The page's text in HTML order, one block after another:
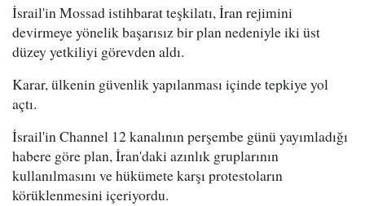
İsrail'in Mossad istihbarat teşkilatı, İran rejimini
devirmeye yönelik başarısız bir plan nedeniyle iki üst
düzey yetkiliyi görevden aldı.
Karar, ülkenin güvenlik yapılanması içinde tepkiye yol
açtı.
İsrail'in Channel 12 kanalının perşembe günü yayımladığı
habere göre plan, İran'daki azınlık gruplarının
kullanılmasını ve hükümete karşı protestoların
körüklenmesini içeriyordu.